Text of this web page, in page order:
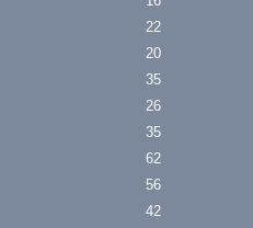
22
20
35
26
35
62
56
42